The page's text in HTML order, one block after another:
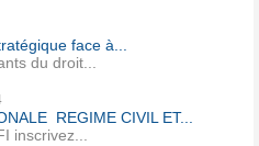
face à...
du droit...
REGIME CIVIL ET...
inscrivez...